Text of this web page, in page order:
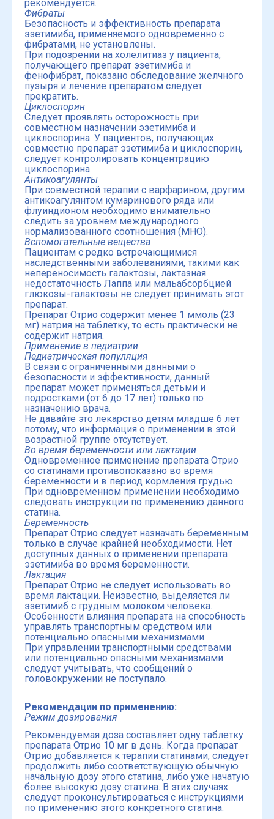
рекомендуется.
Фибраты
Безопасность и эффективность препарата
эзетимиба, применяемого одновременно с
фибратами, не установлены.
При подозрении на холелитиаз у пациента,
получающего препарат эзетимиба и
фенофибрат, показано обследование желчного
пузыря и лечение препаратом следует
прекратить.
Циклоспорин
Следует проявлять осторожность при
совместном назначении эзетимиба и
циклоспорина. У пациентов, получающих
совместно препарат эзетимиба и циклоспорин,
следует контролировать концентрацию
циклоспорина.
Антикоагулянты
При совместной терапии с варфарином, другим
антикоагулянтом кумаринового ряда или
флуиндионом необходимо внимательно
следить за уровнем международного
нормализованного соотношения (МНО).
Вспомогательные вещества
Пациентам с редко встречающимися
наследственными заболеваниями, такими как
непереносимость галактозы, лактазная
недостаточность Лаппа или мальабсорбцией
глюкозы-галактозы не следует принимать этот
препарат.
Препарат Отрио содержит менее 1 ммоль (23
мг) натрия на таблетку, то есть практически не
содержит натрия.
Применение в педиатрии
Педиатрическая популяция
В связи с ограниченными данными о
безопасности и эффективности, данный
препарат может применяться детьми и
подростками (от 6 до 17 лет) только по
назначению врача.
Не давайте это лекарство детям младше 6 лет
потому, что информация о применении в этой
возрастной группе отсутствует.
Во время беременности или лактации
Одновременное применение препарата Отрио
со статинами противопоказано во время
беременности и в период кормления грудью.
При одновременном применении необходимо
следовать инструкции по применению данного
статина.
Беременность
Препарат Отрио следует назначать беременным
только в случае крайней необходимости. Нет
доступных данных о применении препарата
эзетимиба во время беременности.
Лактация
Препарат Отрио не следует использовать во
время лактации. Неизвестно, выделяется ли
эзетимиб с грудным молоком человека.
Особенности влияния препарата на способность
управлять транспортным средством или
потенциально опасными механизмами
При управлении транспортными средствами
или потенциально опасными механизмами
следует учитывать, что сообщений о
головокружении не поступало.
Рекомендации по применению:
Режим дозирования
Рекомендуемая доза составляет одну таблетку
препарата Отрио 10 мг в день. Когда препарат
Отрио добавляется к терапии статинами, следует
продолжить либо соответствующую обычную
начальную дозу этого статина, либо уже начатую
более высокую дозу статина. В этих случаях
следует проконсультироваться с инструкциями
по применению этого конкретного статина.